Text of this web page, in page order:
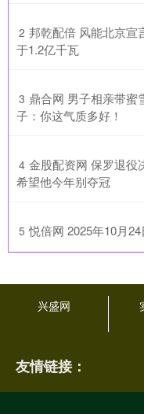
2 邦乾配倍 风能北京宣
于1.2亿千瓦
3 鼎合网 男子相亲带蜜
子：你这气质多好！
4 金股配资网 保罗退役
希望他今年别夺冠
5 悦倍网 2025年10月
兴盛网
友情链接：